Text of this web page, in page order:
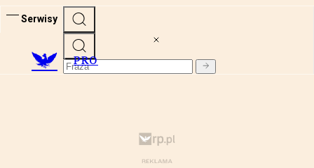
Serwisy
PRO